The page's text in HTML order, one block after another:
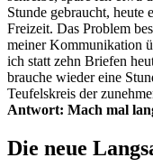
Stunde gebraucht, heute
Freizeit. Das Problem
meiner Kommunikation
ich statt zehn Briefen
brauche wieder eine
Teufelskreis der
Antwort: Mach mal
Die neue